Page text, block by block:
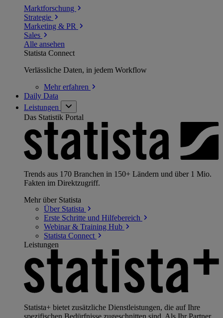
Marktforschung
Strategie
Marketing & PR
Sales
Alle ansehen
Statista Connect
Verlässliche Daten, in jedem Workflow
Mehrerfahren
Daily Data
Leistungen
Das Statistik Portal
Trends aus 170 Branchen in 150+ Ländern und über 1 Mio.
Fakten im Direktzugriff.
Mehr über Statista
Über Statista
Erste Schritte und Hilfebereich
Webinar & Training Hub
Statista Connect
Leistungen
Statista+ bietet zusätzliche Dienstleistungen, die auf Ihre
spezifischen Bedürfnisse zugeschnitten sind. Als Ihr Partner